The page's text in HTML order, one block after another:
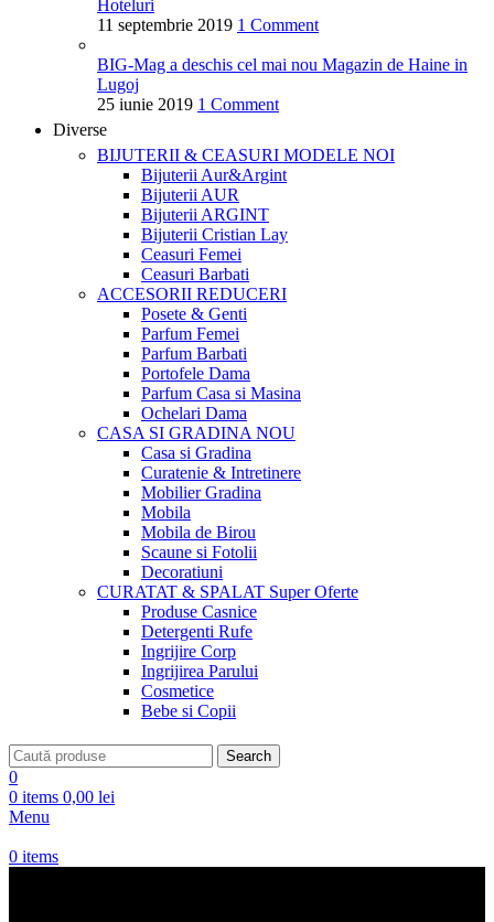
Hoteluri
11 septembrie 2019 1 Comment
BIG-Mag a deschis cel mai nou Magazin de Haine in
Lugoj
25 iunie 2019 1 Comment
Diverse
BIJUTERII & CEASURI MODELE NOI
Bijuterii Aur&Argint
Bijuterii AUR
Bijuterii ARGINT
Bijuterii Cristian Lay
Ceasuri Femei
Ceasuri Barbati
ACCESORII REDUCERI
Posete & Genti
Parfum Femei
Parfum Barbati
Portofele Dama
Parfum Casa si Masina
Ochelari Dama
CASA SI GRADINANOU
Casa si Gradina
Curatenie & Intretinere
Mobilier Gradina
Mobila
Mobila de Birou
Scaune si Fotolii
Decoratiuni
CURATAT & SPALAT Super Oferte
Produse Casnice
Detergenti Rufe
Ingrijire Corp
Ingrijirea Parului
Cosmetice
Bebe si Copii
Search
0
0 items 0,00 lei
Menu
0 items